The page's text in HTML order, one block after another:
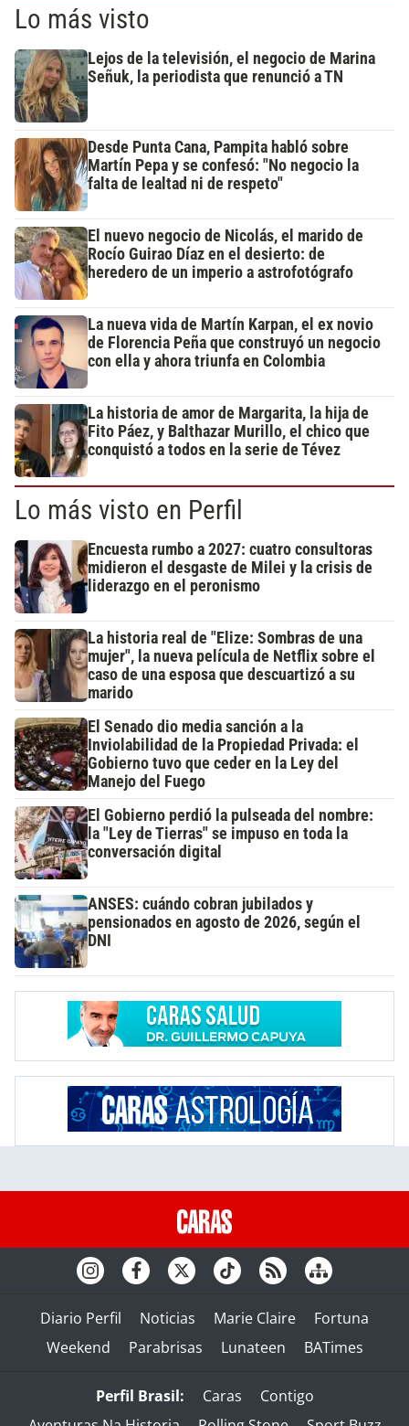
Lo más visto
Lejos de la televisión, el negocio de Marina
Señuk, la periodista que renunció a TN
Desde Punta Cana, Pampita habló sobre
Martín Pepa y se confesó: "No negocio la
falta de lealtad ni de respeto"
El nuevo negocio de Nicolás, el marido de
Rocío Guirao Díaz en el desierto: de
heredero de un imperio a astrofotógrafo
La nueva vida de Martín Karpan, el ex novio
de Florencia Peña que construyó un negocio
con ella y ahora triunfa en Colombia
La historia de amor de Margarita, la hija de
Fito Páez, y Balthazar Murillo, el chico que
conquistó a todos en la serie de Tévez
Lo más visto en Perfil
Encuesta rumbo a 2027: cuatro consultoras
midieron el desgaste de Milei y la crisis de
liderazgo en el peronismo
La historia real de "Elize: Sombras de una
mujer", la nueva película de Netflix sobre el
caso de una esposa que descuartizó a su
marido
El Senado dio media sanción a la
Inviolabilidad de la Propiedad Privada: el
Gobierno tuvo que ceder en la Ley del
Manejo del Fuego
El Gobierno perdió la pulseada del nombre:
la "Ley de Tierras" se impuso en toda la
conversación digital
ANSES: cuándo cobran jubilados y
pensionados en agosto de 2026, según el
DNI
Diario Perfil Noticias Marie Claire
Fortuna
Weekend
Parabrisas Lunateen BATimes
Perfil Brasil: Caras
Contigo